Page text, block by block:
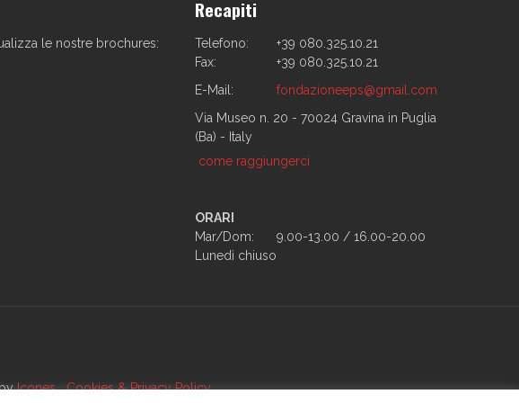
le nostre brochures:
Recapiti
Telefono:
+39 080.325.10.21
Fax:
+39 080.325.10.21
E-Mail:
fondazioneeps@gmail.com
Via Museo n. 20 - 70024 Gravina in Puglia
(Ba) - Italy
come raggiungerci
ORARI
Mar/Dom:
9.00-13.00 / 16.00-20.00
Lunedì chiuso
byIcones Cookies & Privacy Policy